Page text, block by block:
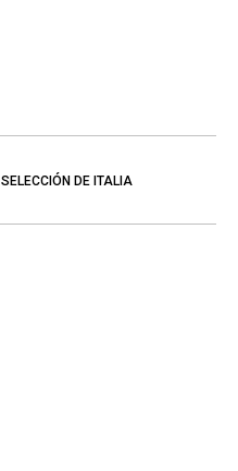
SELECCIÓN DE ITALIA